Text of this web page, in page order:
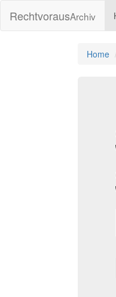
RechtvorausArchiv
Home